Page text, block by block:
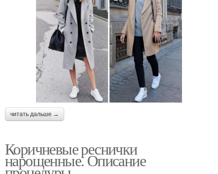
читать дальше →
Коричневые реснички
нарощенные. Описание